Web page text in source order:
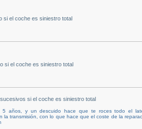
si el coche es siniestro total
si el coche es siniestro total
si el coche es siniestro total
5 años, y un descuido hace que te roces todo el
la transmisión, con lo que hace que el coste de la